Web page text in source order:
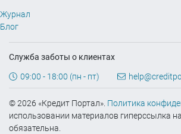
Журнал
Блог
Служба заботы о клиентах
09:00 - 18:00 (пн - пт)
© 2026 «Кредит Портал». Политика
использовании материалов гиперссылка
обязательна.